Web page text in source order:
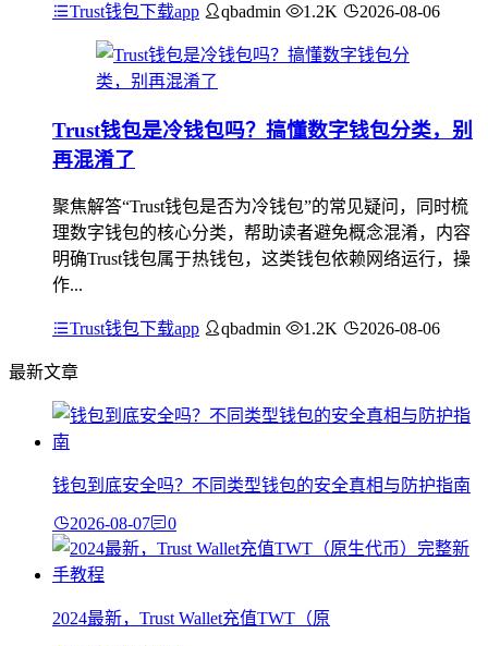
Trust钱包下载app qbadmin 1.2K 2026-08-06
Trust钱包是冷钱包吗？搞懂数字钱包分类，别
再混淆了
聚焦解答“Trust钱包是否为冷钱包”的常见疑问，同时梳
理数字钱包的核心分类，帮助读者避免概念混淆，内容
明确Trust钱包属于热钱包，这类钱包依赖网络运行，操
作...
Trust钱包下载app qbadmin 1.2K 2026-08-06
最新文章
钱包到底安全吗？不同类型钱包的安全真相与防护指南
2026-08-07 0
2024最新，Trust Wallet充值TWT（原